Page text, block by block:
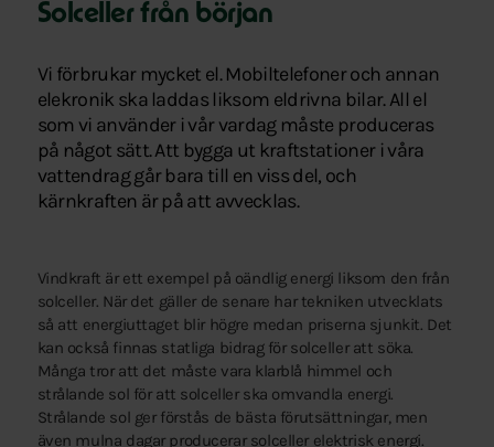
Solceller från början
Vi förbrukar mycket el. Mobiltelefoner och annan
elekronik ska laddas liksom eldrivna bilar. All el
som vi använder i vår vardag måste produceras
på något sätt. Att bygga ut kraftstationer i våra
vattendrag går bara till en viss del, och
kärnkraften är på att avvecklas.
Vindkraft är ett exempel på oändlig energi liksom den från
solceller. När det gäller de senare har tekniken utvecklats
så att energiuttaget blir högre medan priserna sjunkit. Det
kan också finnas statliga bidrag för solceller att söka.
Många tror att det måste vara klarblå himmel och
strålande sol för att solceller ska omvandla energi.
Strålande sol ger förstås de bästa förutsättningar, men
även mulna dagar producerar solceller elektrisk energi.